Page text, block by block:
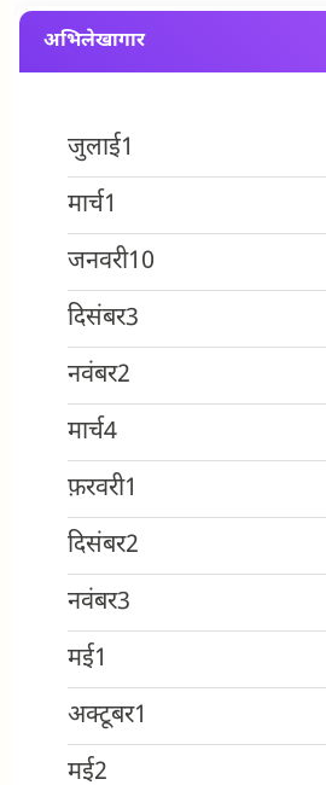
अभिलेखागार
जुलाई1
मार्च1
जनवरी10
दिसंबर3
नवंबर2
मार्च4
फ़रवरी1
दिसंबर2
नवंबर3
मई1
अक्टूबर1
मई2